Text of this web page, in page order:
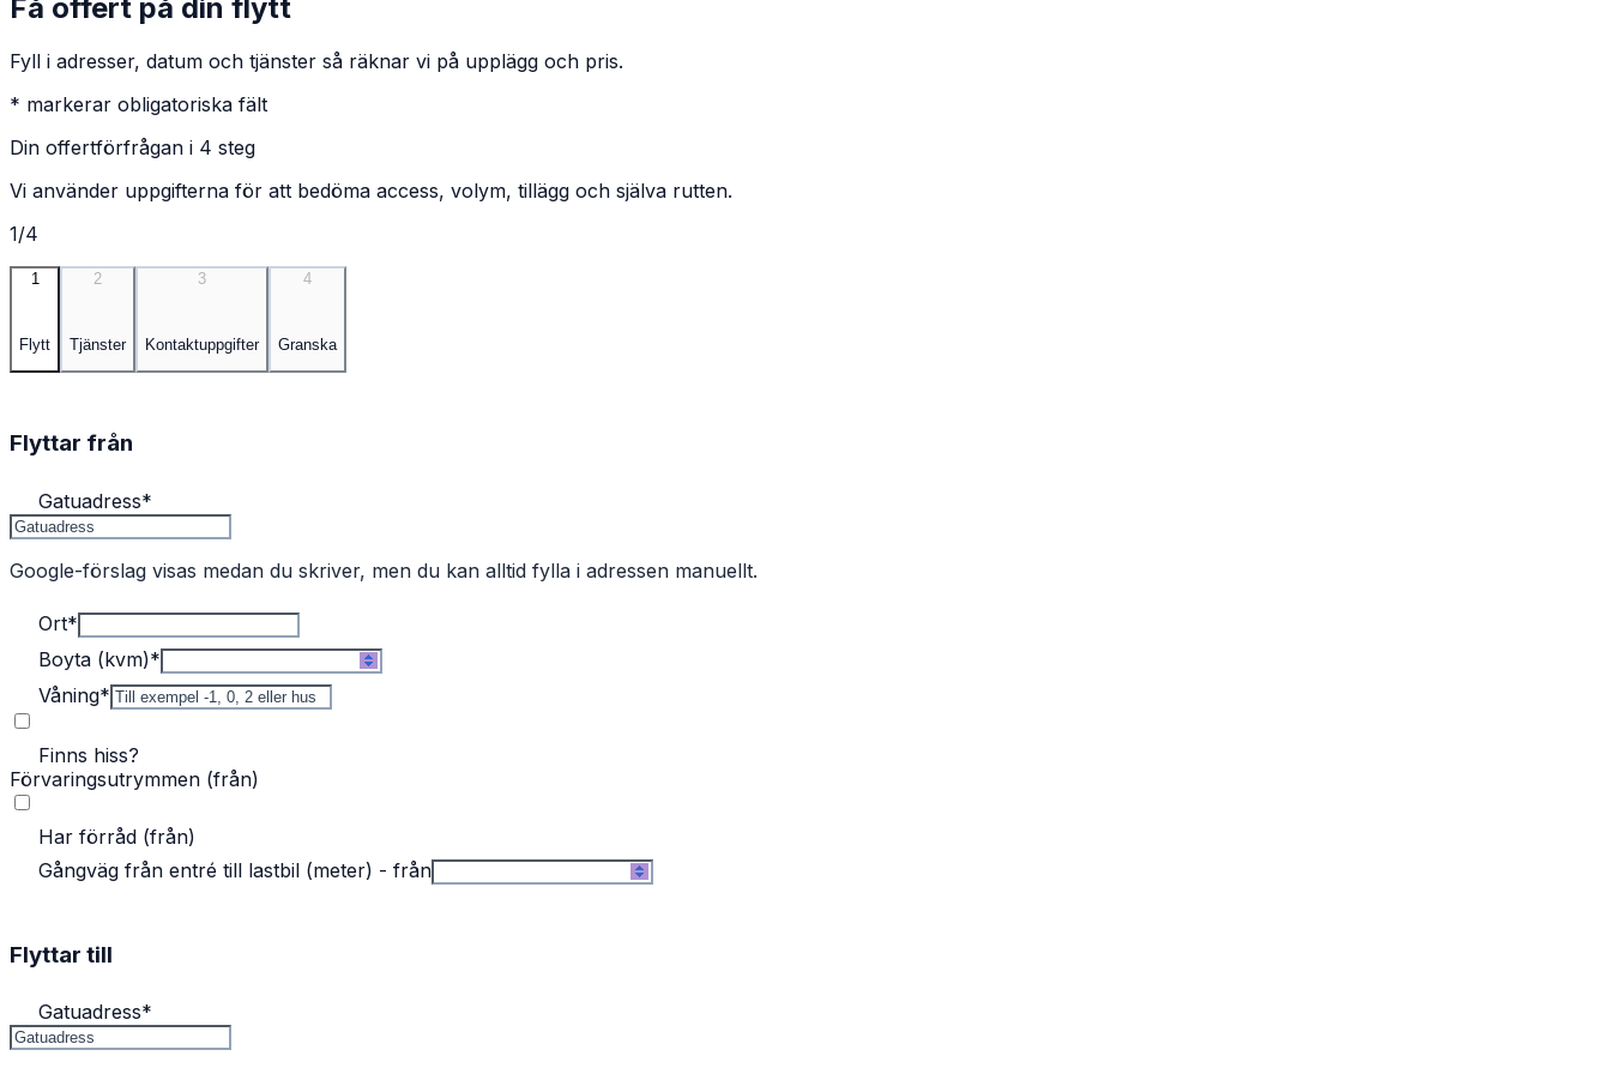
Få offert på din flytt
Fyll i adresser, datum och tjänster så räknar vi på upplägg och pris.
* markerar obligatoriska fält
Din offertförfrågan i 4 steg
Vi använder uppgifterna för att bedöma access, volym, tillägg och själva rutten.
1/4
1
Flytt
2
Tjänster
3
Kontaktuppgifter
4
Granska
Flyttar från
Gatuadress*
Google-förslag visas medan du skriver, men du kan alltid fylla i adressen manuellt.
Ort*
Boyta (kvm)*
Våning*
Finns hiss?
Förvaringsutrymmen (från)
Har förråd (från)
Gångväg från entré till lastbil (meter) - från
Flyttar till
Gatuadress*